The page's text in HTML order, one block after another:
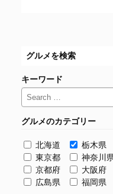
グルメを検索
キーワード
グルメのカテゴリー
北海道 栃木県
東京都
神奈川
京都府
大阪府
広島県
福岡県